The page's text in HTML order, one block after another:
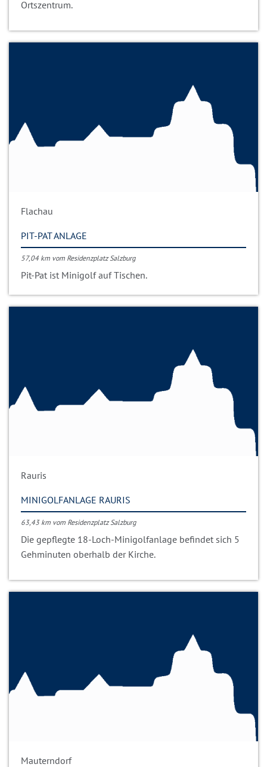
Ortszentrum.
Flachau
PIT-PAT ANLAGE
57,04 km vom Residenzplatz Salzburg
Pit-Pat ist Minigolf auf Tischen.
Rauris
MINIGOLFANLAGE RAURIS
63,43 km vom Residenzplatz Salzburg
Die gepflegte 18-Loch-Minigolfanlage befindet sich 5
Gehminuten oberhalb der Kirche.
Mauterndorf